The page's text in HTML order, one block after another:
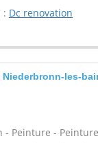
: Dc renovation
Niederbronn-les-
- Peinture -